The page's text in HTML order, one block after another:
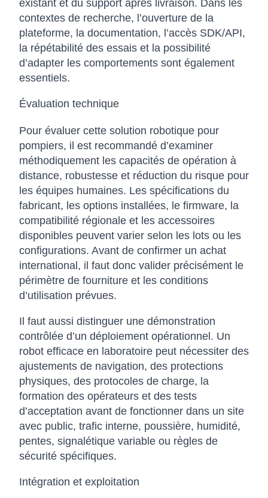
existant et du support après livraison. Dans les
contextes de recherche, l’ouverture de la
plateforme, la documentation, l’accès SDK/API,
la répétabilité des essais et la possibilité
d’adapter les comportements sont également
essentiels.
Évaluation technique
Pour évaluer cette solution robotique pour
pompiers, il est recommandé d’examiner
méthodiquement les capacités de opération à
distance, robustesse et réduction du risque pour
les équipes humaines. Les spécifications du
fabricant, les options installées, le firmware, la
compatibilité régionale et les accessoires
disponibles peuvent varier selon les lots ou les
configurations. Avant de confirmer un achat
international, il faut donc valider précisément le
périmètre de fourniture et les conditions
d’utilisation prévues.
Il faut aussi distinguer une démonstration
contrôlée d’un déploiement opérationnel. Un
robot efficace en laboratoire peut nécessiter des
ajustements de navigation, des protections
physiques, des protocoles de charge, la
formation des opérateurs et des tests
d’acceptation avant de fonctionner dans un site
avec public, trafic interne, poussière, humidité,
pentes, signalétique variable ou règles de
sécurité spécifiques.
Intégration et exploitation